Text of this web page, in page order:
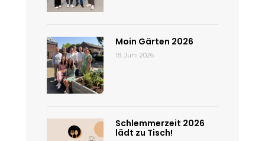
Moin Gärten 2026
18. Juni 2026
Schlemmerzeit 2026
lädt zu Tisch!